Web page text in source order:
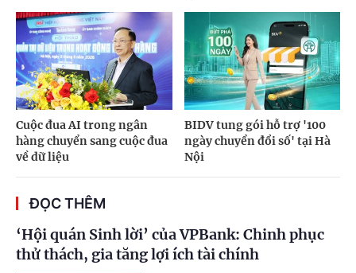
Cuộc đua AI trong ngân
hàng chuyển sang cuộc đua
về dữ liệu
BIDV tung gói hỗ trợ '100
ngày chuyển đổi số' tại Hà
Nội
ĐỌC THÊM
‘Hội quán Sinh lời’ của VPBank: Chinh phục
thử thách, gia tăng lợi ích tài chính